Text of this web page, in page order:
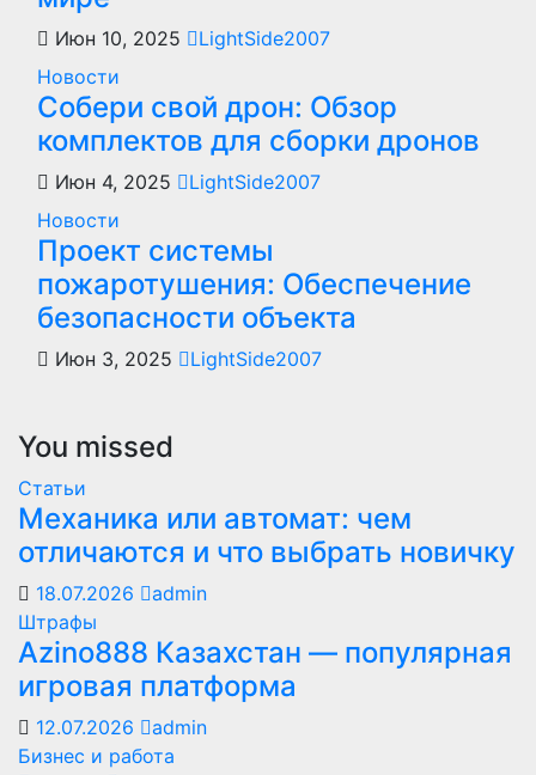
Июн 10, 2025
LightSide2007
Новости
Собери свой дрон: Обзор
комплектов для сборки дронов
Июн 4, 2025
LightSide2007
Новости
Проект системы
пожаротушения: Обеспечение
безопасности объекта
Июн 3, 2025 LightSide2007
You missed
Статьи
Механика или автомат: чем
отличаются и что выбрать новичку
18.07.2026
admin
Штрафы
Azino888 Казахстан — популярная
игровая платформа
12.07.2026
admin
Бизнес и работа